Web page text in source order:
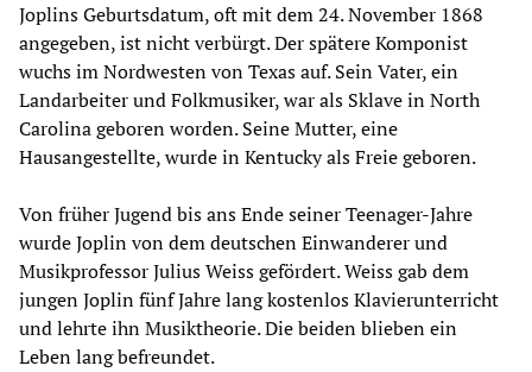
Joplins Geburtsdatum, oft mit dem 24. November 1868
angegeben, ist nicht verbürgt. Der spätere Komponist
wuchs im Nordwesten von Texas auf. Sein Vater, ein
Landarbeiter und Folkmusiker, war als Sklave in North
Carolina geboren worden. Seine Mutter, eine
Hausangestellte, wurde in Kentucky als Freie geboren.
Von früher Jugend bis ans Ende seiner Teenager-Jahre
wurde Joplin von dem deutschen Einwanderer und
Musikprofessor Julius Weiss gefördert. Weiss gab dem
jungen Joplin fünf Jahre lang kostenlos Klavierunterricht
und lehrte ihn Musiktheorie. Die beiden blieben ein
Leben lang befreundet.